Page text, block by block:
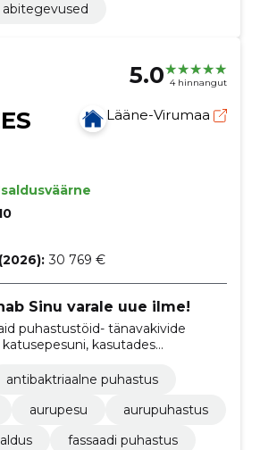
5.0 4 hinnangut
Lääne-Virumaa
30 769 €
Sinu varale uue ilme!
puhastustöid- tänavakivide
kasutades
Professional industriaalsed
antibaktriaalne puhastus
aurupesu
aurupuhastus
fassaadi puhastus